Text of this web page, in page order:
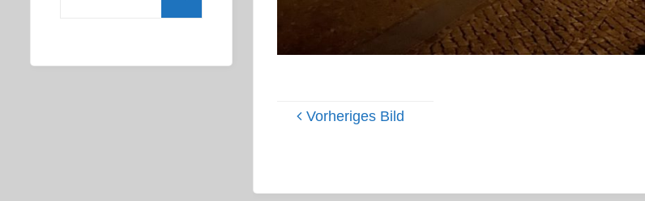
Vorheriges Bild